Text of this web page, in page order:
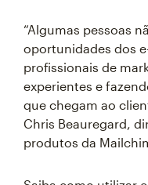
“Algumas pessoas
oportunidades dos
profissionais de
experientes e
que chegam ao
Chris Beauregard,
produtos da